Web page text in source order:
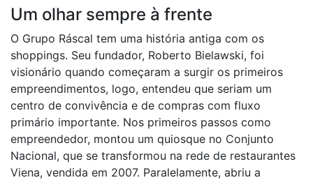
Um olhar sempre à frente
O Grupo Ráscal tem uma história antiga com os
shoppings. Seu fundador, Roberto Bielawski, foi
visionário quando começaram a surgir os primeiros
empreendimentos, logo, entendeu que seriam um
centro de convivência e de compras com fluxo
primário importante. Nos primeiros passos como
empreendedor, montou um quiosque no Conjunto
Nacional, que se transformou na rede de restaurantes
Viena, vendida em 2007. Paralelamente, abriu a